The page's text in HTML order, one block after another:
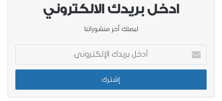
ادخل بريدك الالكتروني
ليصلك أخر منشوراتنا
بريدك
الإلكتروني